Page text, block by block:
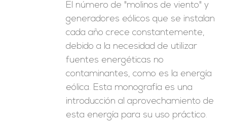
El número de "molinos de viento" y
generadores eólicos que se instalan
cada año crece constantemente,
debido a la necesidad de utilizar
fuentes energéticas no
contaminantes, como es la energía
eólica. Esta monografía es una
introducción al aprovechamiento de
esta energía para su uso práctico.